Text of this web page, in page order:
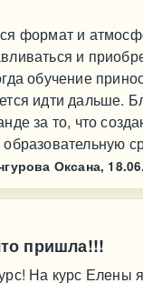
формат и
и
обучение
идти дальше.
за то, что
Оксана,
пришла!!!
На курс Елены